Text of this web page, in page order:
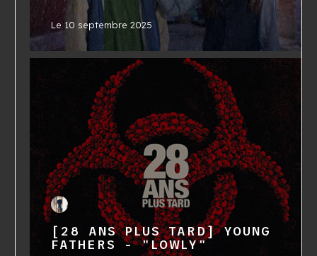
Le 10 septembre 2025
[28 ANS PLUS TARD] YOUNG
FATHERS - "LOWLY"